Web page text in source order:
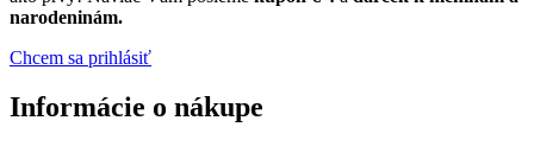
narodeninám.
Chcem sa prihlásiť
Informácie o nákupe